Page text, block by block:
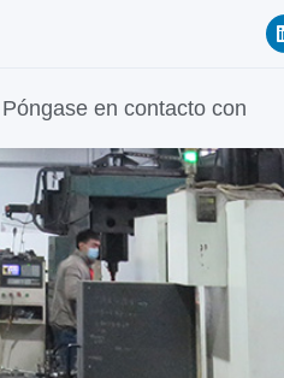
Póngase en contacto con